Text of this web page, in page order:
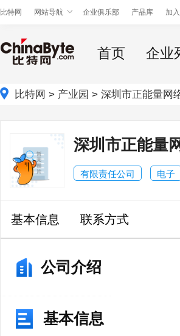
比特网 网站导航 企业俱乐部 产品库 加
首页 企业
比特网 > 产业园 > 深圳市正能量网
深圳市正能量
有限责任公司 电子
基本信息 联系方式
公司介绍
基本信息